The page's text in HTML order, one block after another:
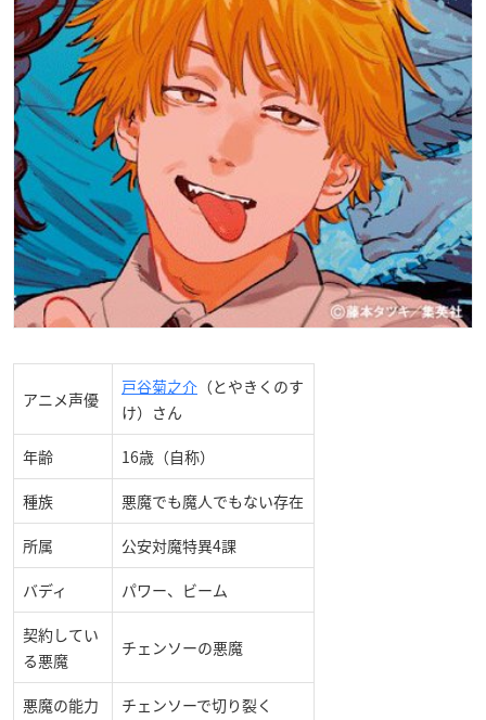
アニメ声優
戸谷菊之介 （とやきくのす
け）さん
年齢 16歳（自称）
種族 悪魔でも魔人でもない存在
所属 公安対魔特異4課
バディ パワー、ビーム
契約してい
る悪魔
チェンソーの悪魔
悪魔の能力 チェンソーで切り裂く